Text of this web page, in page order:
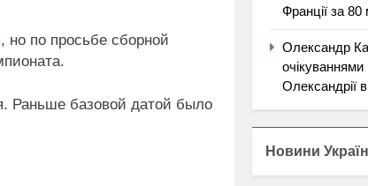
но по просьбе сборной
Раньше базовой датой было
Франції за
Олександр
Олександрії
Новини